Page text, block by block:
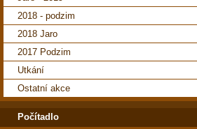
2018 - podzim
2018 Jaro
2017 Podzim
Utkání
Ostatní akce
Počítadlo